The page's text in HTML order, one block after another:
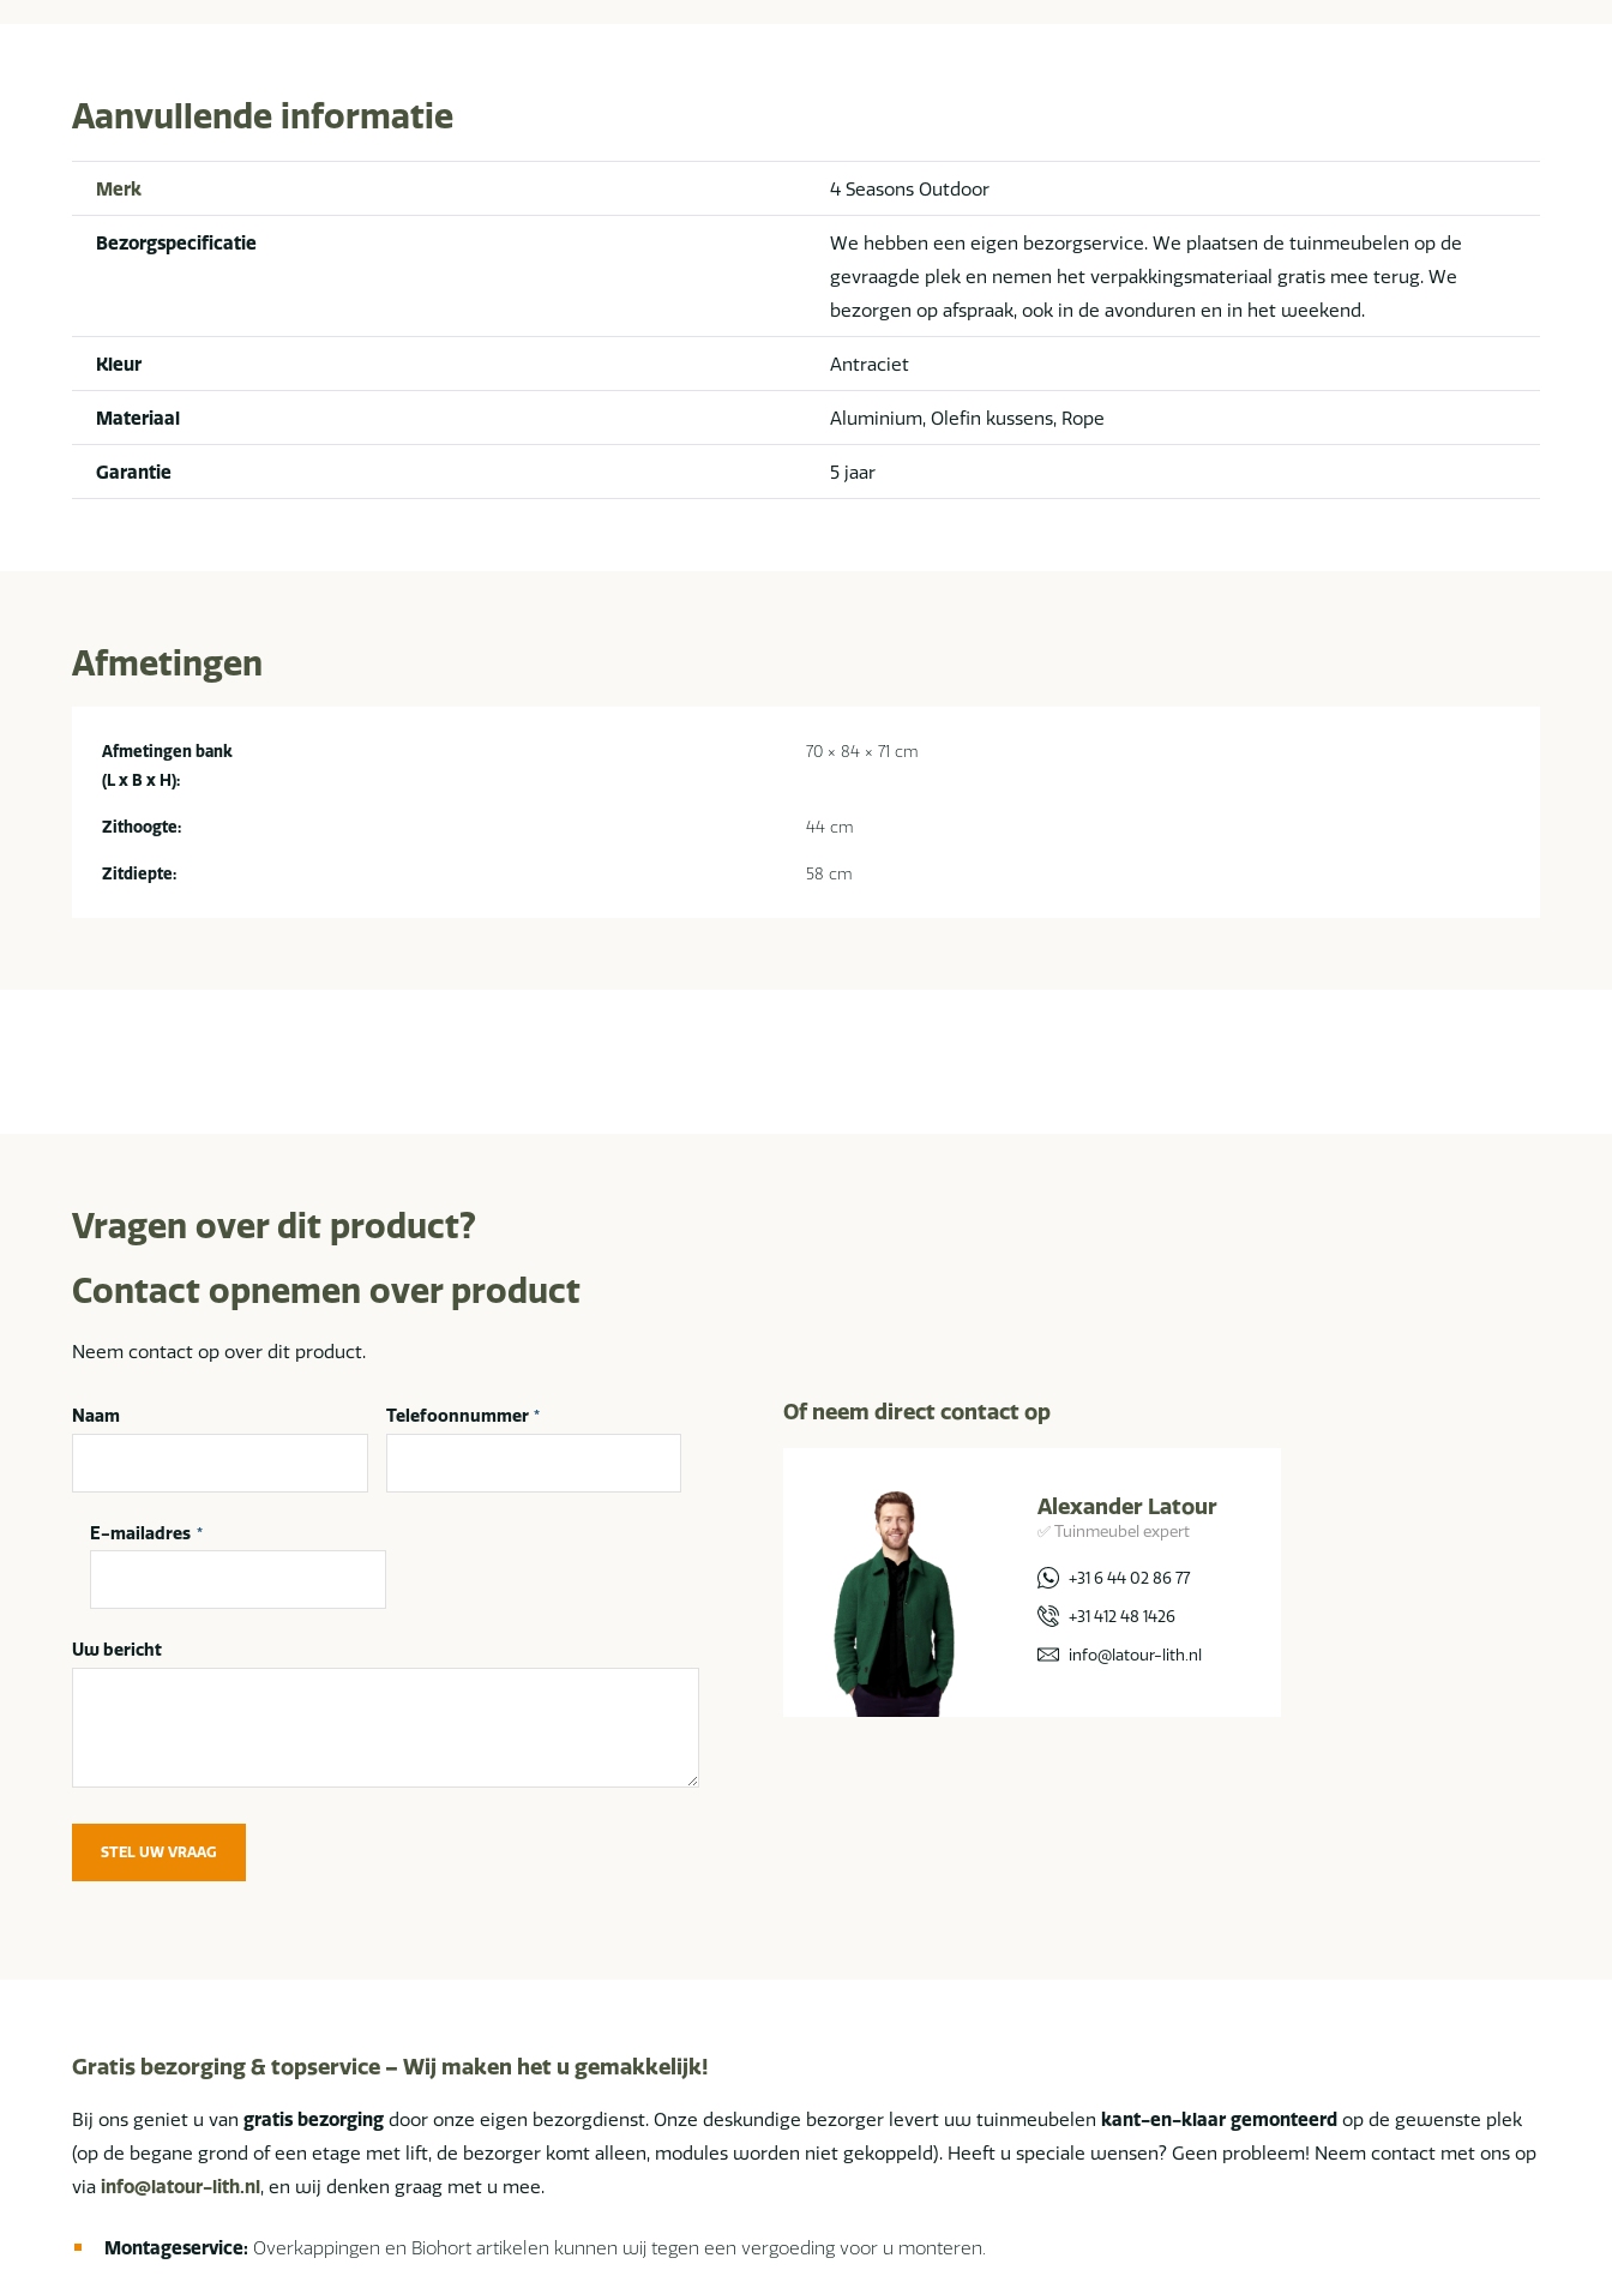
Aanvullende informatie
Merk 4 Seasons Outdoor
Bezorgspecificatie
We hebben een eigen bezorgservice. We plaatsen de tuinmeubelen op de
gevraagde plek en nemen het verpakkingsmateriaal gratis mee terug. We
bezorgen op afspraak, ook in de avonduren en in het weekend.
Kleur Antraciet
Materiaal Aluminium, Olefin kussens, Rope
Garantie 5 jaar
Afmetingen
Afmetingen bank
(L x B x H):
70 × 84 × 71 cm
Zithoogte: 44 cm
Zitdiepte: 58 cm
Vragen over dit product?
Contact opnemen over product
Neem contact op over dit product.
Naam Telefoonnummer *
E-mailadres *
Uw bericht
STEL UW VRAAG
Of neem direct contact op
Alexander Latour
✅ Tuinmeubel expert
+31 6 44 02 86 77
+31 412 48 1426
info@latour-lith.nl
Gratis bezorging & topservice – Wij maken het u gemakkelijk!
Bij ons geniet u van gratis bezorging door onze eigen bezorgdienst. Onze deskundige bezorger levert uw tuinmeubelen kant-en-klaar gemonteerd op de gewenste plek
(op de begane grond of een etage met lift, de bezorger komt alleen, modules worden niet gekoppeld). Heeft u speciale wensen? Geen probleem! Neem contact met ons op
via info@latour-lith.nl, en wij denken graag met u mee.
Montageservice: Overkappingen en Biohort artikelen kunnen wij tegen een vergoeding voor u monteren.